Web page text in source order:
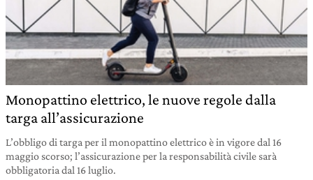
Monopattino elettrico, le nuove regole dalla
targa all’assicurazione
L’obbligo di targa per il monopattino elettrico è in vigore dal 16
maggio scorso; l’assicurazione per la responsabilità civile sarà
obbligatoria dal 16 luglio.